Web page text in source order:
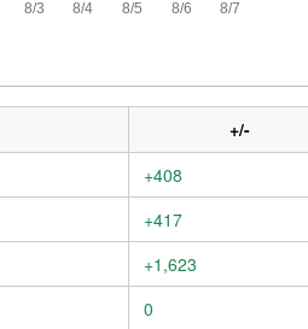
+/-
+408
+417
+1,623
0